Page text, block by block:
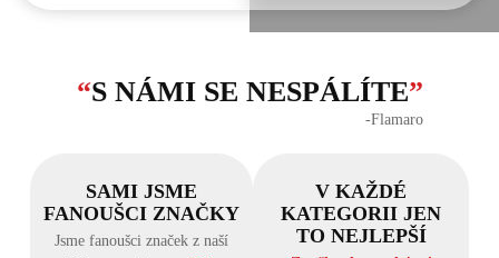
“S NÁMI SE NESPÁLÍTE”
‐Flamaro
SAMI JSME
FANOUŠCI ZNAČKY
Jsme fanoušci značek z naší
V KAŽDÉ
KATEGORII JEN
TO NEJLEPŠÍ